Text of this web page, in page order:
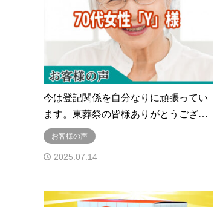
今は登記関係を自分なりに頑張ってい
ます。東葬祭の皆様ありがとうござ…
お客様の声
2025.07.14